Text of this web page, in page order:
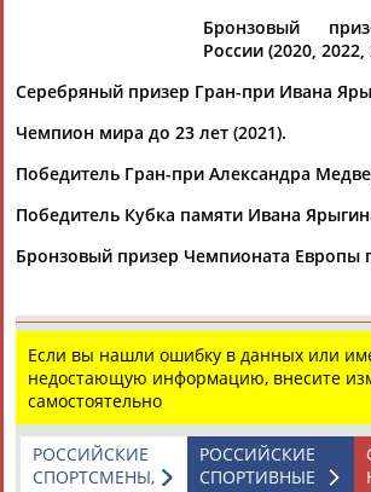
Ваш запрос: "Динара Кудаева"
Борцы из России завоевали 17 из 30
...Наталья Соколова (до 50 кг), Наталья
(Проект:Информационное агентство СТАДИОН)
...кг) завоевали золотые медали,
кг) иДинара Кудаева(до 65 кг) стали
призерами....
(Проект: Информационное агентство СТАДИОН)
12.04.2025
На чемпионате России по вольной борьбе
победительницы в трех весовых
Бронзовый
России (2020, 2022,
Серебряный призер Гран-при Ивана
Чемпион мира до 23 лет (2021).
Победитель Гран-при Александра
Победитель Кубка памяти Ивана
Бронзовый призер Чемпионата Европы
Если вы нашли ошибку в данных или
недостающую информацию, внесите
самостоятельно
РОССИЙСКИЕ
СПОРТИВНЫЕ
РОССИЙСКИЕ
СПОРТСМЕНЫ,